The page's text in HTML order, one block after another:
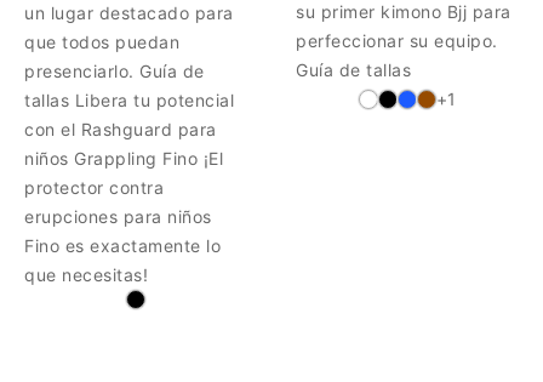
un lugar destacado para
que todos puedan
presenciarlo. Guía de
tallas Libera tu potencial
con el Rashguard para
niños Grappling Fino ¡El
protector contra
erupciones para niños
Fino es exactamente lo
que necesitas!
su primer kimono Bjj para
perfeccionar su equipo.
Guía de tallas
+1